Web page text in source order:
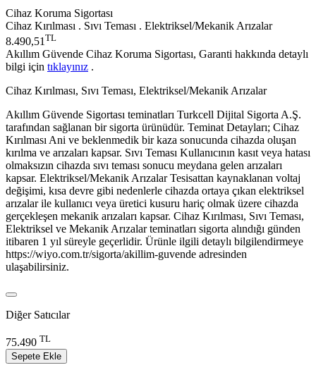
Cihaz Koruma Sigortası
Cihaz Kırılması . Sıvı Teması . Elektriksel/Mekanik Arızalar
8.490,51TL
Akıllım Güvende Cihaz Koruma Sigortası, Garanti hakkında detaylı
bilgi için tıklayınız .
Cihaz Kırılması, Sıvı Teması, Elektriksel/Mekanik Arızalar
Akıllım Güvende Sigortası teminatları Turkcell Dijital Sigorta A.Ş.
tarafından sağlanan bir sigorta ürünüdür. Teminat Detayları; Cihaz
Kırılması Ani ve beklenmedik bir kaza sonucunda cihazda oluşan
kırılma ve arızaları kapsar. Sıvı Teması Kullanıcının kasıt veya hatası
olmaksızın cihazda sıvı teması sonucu meydana gelen arızaları
kapsar. Elektriksel/Mekanik Arızalar Tesisattan kaynaklanan voltaj
değişimi, kısa devre gibi nedenlerle cihazda ortaya çıkan elektriksel
arızalar ile kullanıcı veya üretici kusuru hariç olmak üzere cihazda
gerçekleşen mekanik arızaları kapsar. Cihaz Kırılması, Sıvı Teması,
Elektriksel ve Mekanik Arızalar teminatları sigorta alındığı günden
itibaren 1 yıl süreyle geçerlidir. Ürünle ilgili detaylı bilgilendirmeye
https://wiyo.com.tr/sigorta/akillim-guvende adresinden
ulaşabilirsiniz.
Diğer Satıcılar
75.490 TL
Sepete Ekle